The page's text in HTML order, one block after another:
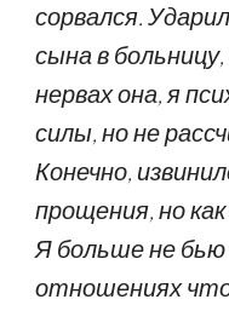
сорвался.
сына в больницу,
нервах она, я
силы, но не
Конечно,
прощения, но
Я больше не бью
отношениях